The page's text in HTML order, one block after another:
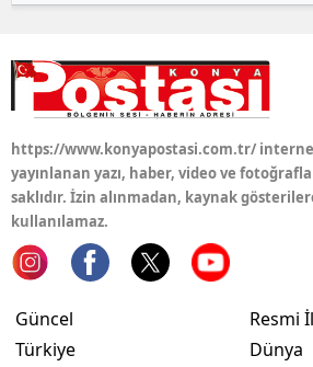
https://www.konyapostasi.com.tr/
yayınlanan yazı, haber, video ve
saklıdır. İzin alınmadan, kaynak
kullanılamaz.
Güncel
Türkiye
Resmi
Dünya